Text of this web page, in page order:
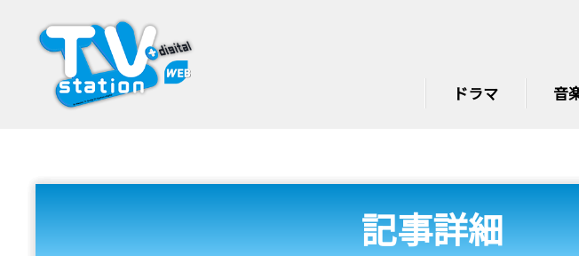
ドラマ 音
記事詳細